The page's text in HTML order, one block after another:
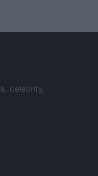
celebrity,